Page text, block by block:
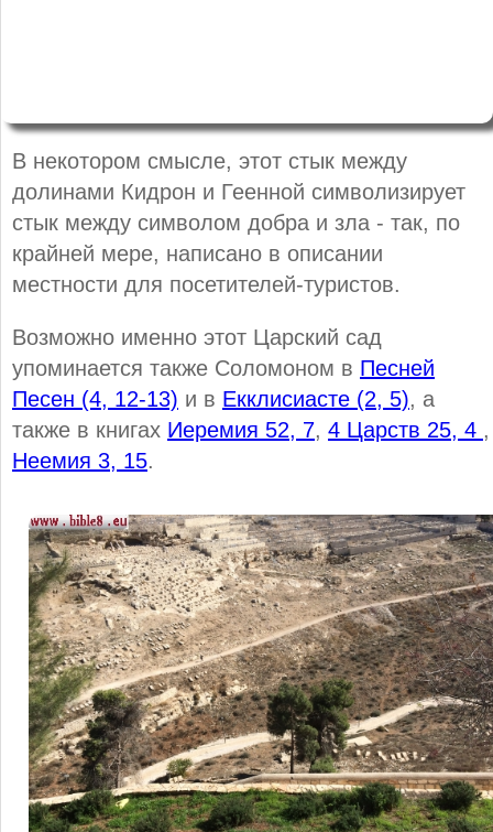
В некотором смысле, этот стык между
долинами Кидрон и Геенной символизирует
стык между символом добра и зла - так, по
крайней мере, написано в описании
местности для посетителей-туристов.
Возможно именно этот Царский сад
упоминается также Соломоном в Песней
Песен (4, 12-13) и в Екклисиасте (2, 5), а
также в книгах Иеремия 52, 7, 4 Царств 25, 4 ,
Неемия 3, 15.